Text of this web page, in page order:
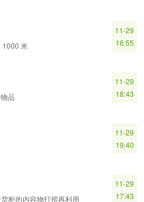
1000 米
11-29
16:55
品
11-29
18:43
11-29
19:40
柜的内容物打捞再利用
11-29
17:43